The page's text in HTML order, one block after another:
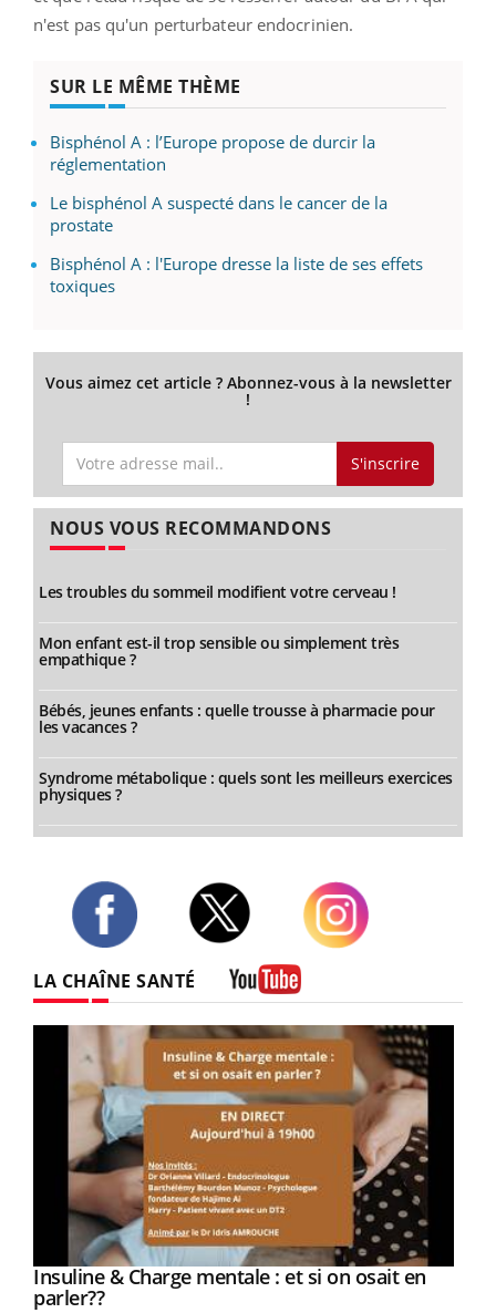
n'est pas qu'un perturbateur endocrinien.
SUR LE MÊME THÈME
Bisphénol A : l’Europe propose de durcir la
réglementation
Le bisphénol A suspecté dans le cancer de la
prostate
Bisphénol A : l'Europe dresse la liste de ses effets
toxiques
Vous aimez cet article ? Abonnez-vous à la newsletter
!
S'inscrire
NOUS VOUS RECOMMANDONS
Les troubles du sommeil modifient votre cerveau !
Mon enfant est-il trop sensible ou simplement très
empathique ?
Bébés, jeunes enfants : quelle trousse à pharmacie pour
les vacances ?
Syndrome métabolique : quels sont les meilleurs exercices
physiques ?
LA CHAÎNE SANTÉ
Youtube
Insuline & Charge mentale : et si on osait en
parler??Youtube